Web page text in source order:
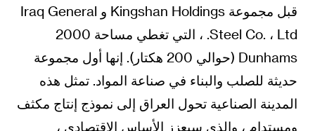
قبل مجموعة Kingshan Holdings و Iraq General
Steel Co. ، Ltd. ، التي تغطي مساحة 2000
Dunhams (حوالي 200 هكتار). إنها أول مجموعة
حديثة للصلب والبناء في صناعة المواد. تمثل هذه
المدينة الصناعية تحول العراق إلى نموذج إنتاج مكثف
ومستدام ، والذي سيعزز الأساس الاقتصادي ،